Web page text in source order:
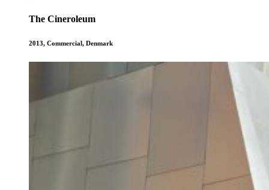
The Cineroleum
2013, Commercial, Denmark